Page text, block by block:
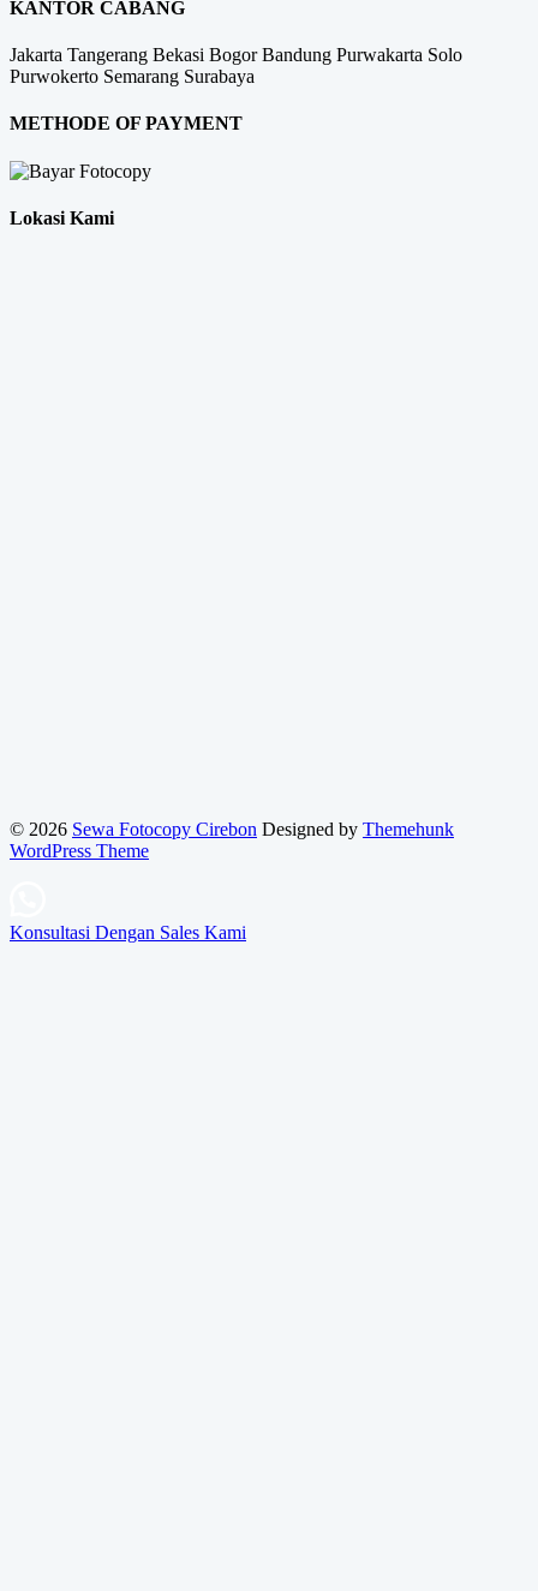
KANTOR CABANG
Jakarta Tangerang Bekasi BogorBandung Purwakarta Solo
Purwokerto Semarang Surabaya
METHODE OF PAYMENT
Lokasi Kami
© 2026 Sewa Fotocopy Cirebon Designed by Themehunk
WordPress Theme
Konsultasi Dengan Sales Kami